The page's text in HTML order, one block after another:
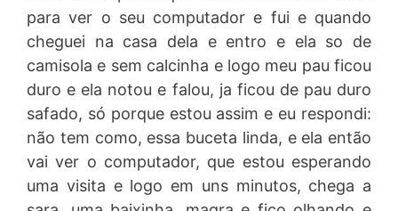
para ver o seu computador e fui e quando
cheguei na casa dela e entro e ela so de
camisola e sem calcinha e logo meu pau ficou
duro e ela notou e falou, ja ficou de pau duro
safado, só porque estou assim e eu respondi:
não tem como, essa buceta linda, e ela então
vai ver o computador, que estou esperando
uma visita e logo em uns minutos, chega a